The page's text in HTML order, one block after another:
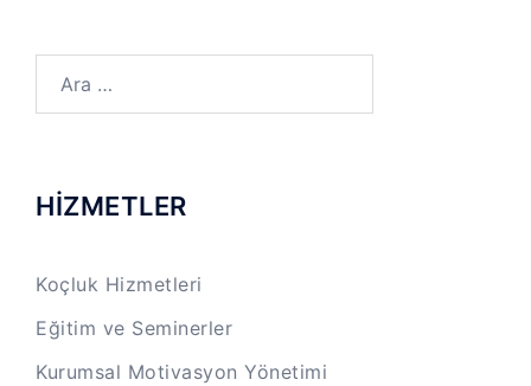
HİZMETLER
Koçluk Hizmetleri
Eğitim ve Seminerler
Kurumsal Motivasyon Yönetimi